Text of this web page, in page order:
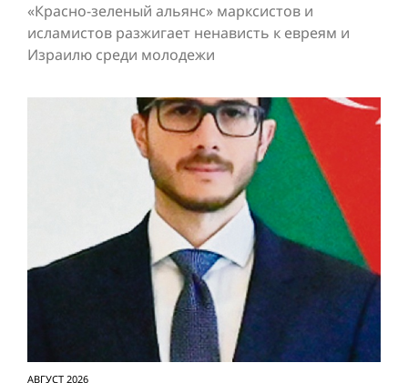
«Красно-зеленый альянс» марксистов и
исламистов разжигает ненависть к евреям и
Израилю среди молодежи
АВГУСТ 2026